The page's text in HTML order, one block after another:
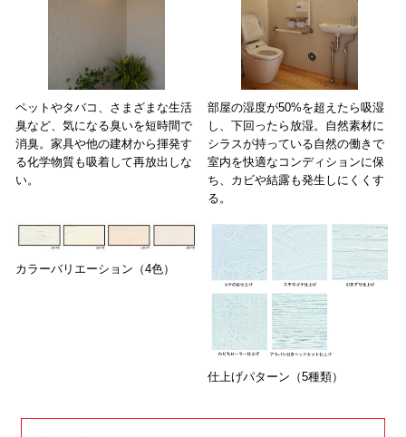
ペットやタバコ、さまざまな生活
臭など、気になる臭いを短時間で
消臭。家具や他の建材から揮発す
る化学物質も吸着して再放出しな
い。
部屋の湿度が50%を超えたら吸湿
し、下回ったら放湿。自然素材に
シラスが持っている自然の働きで
室内を快適なコンディションに保
ち、カビや結露も発生しにくくす
る。
カラーバリエーション（4色）
仕上げパターン（5種類）